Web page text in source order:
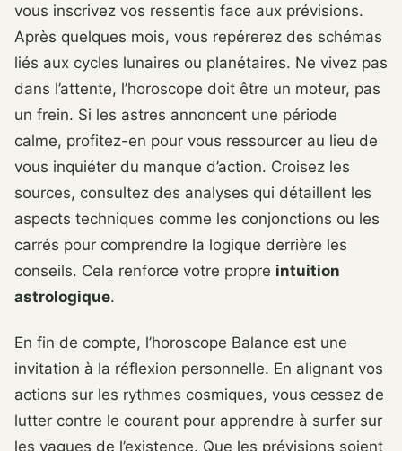
vous inscrivez vos ressentis face aux prévisions.
Après quelques mois, vous repérerez des schémas
liés aux cycles lunaires ou planétaires. Ne vivez pas
dans l’attente, l’horoscope doit être un moteur, pas
un frein. Si les astres annoncent une période
calme, profitez-en pour vous ressourcer au lieu de
vous inquiéter du manque d’action. Croisez les
sources, consultez des analyses qui détaillent les
aspects techniques comme les conjonctions ou les
carrés pour comprendre la logique derrière les
conseils. Cela renforce votre propre intuition
astrologique.
En fin de compte, l’horoscope Balance est une
invitation à la réflexion personnelle. En alignant vos
actions sur les rythmes cosmiques, vous cessez de
lutter contre le courant pour apprendre à surfer sur
les vagues de l’existence. Que les prévisions soient